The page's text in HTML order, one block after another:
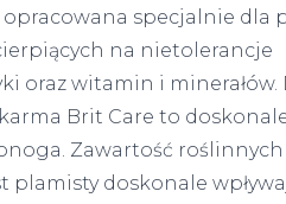
specjalnie dla
na nietolerancje
oraz witamin i minerałów.
Brit Care to
Zawartość
doskonale